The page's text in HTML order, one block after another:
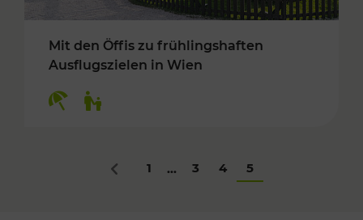
Mit den Öffis zu frühlingshaften
Ausflugszielen in Wien
Zurück
1 ... 3 4 5